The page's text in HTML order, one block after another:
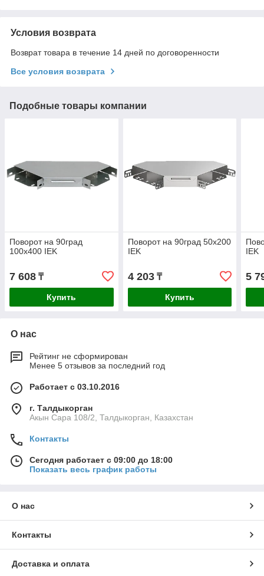
Условия возврата
Возврат товара в течение 14 дней по договоренности
Все условия возврата
Подобные товары компании
Поворот на 90град
100х400 IEK
7 608 ₸
Купить
Поворот на 90град 50х200
IEK
4 203₸
Купить
IEK
5
О нас
Рейтинг не сформирован
Менее 5 отзывов за последний год
Работает с 03.10.2016
г. Талдыкорган
Акын Сара 108/2, Талдыкорган, Казахстан
Контакты
Сегодня работает с 09:00 до 18:00
Показать весь график работы
О нас
Контакты
Доставка и оплата